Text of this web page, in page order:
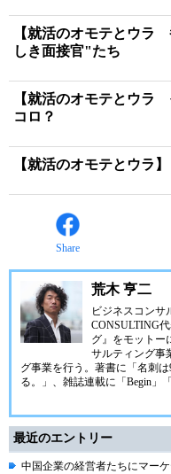
【就活のオモテとウ
しき面接官"たち
【就活のオモテとウ
コロ？
【就活のオモテとウラ
Share
荒木 亨二
ビジネスコンサ
CONSULTING
グ』をモットー
サルティング事
グ事業を行う。著書に「名刺
る。」、雑誌連載に「Begin」
最近のエントリー
中国企業の経営者たちにマー